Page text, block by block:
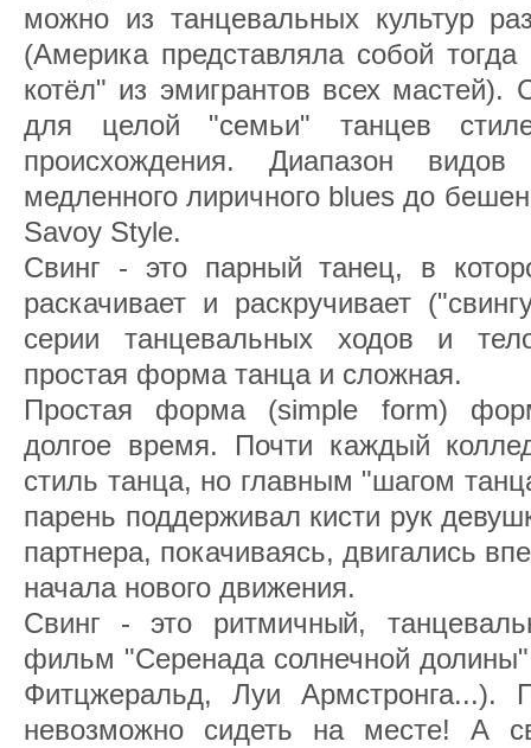
можно из танцевальных культур
(Америка представляла собой
котёл" из эмигрантов всех мастей).
для целой "семьи" танцев
происхождения. Диапазон
медленного лиричного blues до
Savoy Style.
Свинг - это парный танец, в
раскачивает и раскручивает
серии танцевальных ходов и
простая форма танца и сложная.
Простая форма (simple form)
долгое время. Почти каждый
стиль танца, но главным "шагом
парень поддерживал кисти рук
партнера, покачиваясь, двигались
начала нового движения.
Свинг - это ритмичный,
фильм "Серенада солнечной
Фитцжеральд, Луи Армстронга...).
невозможно сидеть на месте! А